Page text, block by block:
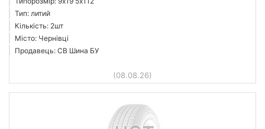
Тип: литий
Кількість: 2шт
Місто: Чернівці
Продавець: СВ Шина БУ
(08.08.26)